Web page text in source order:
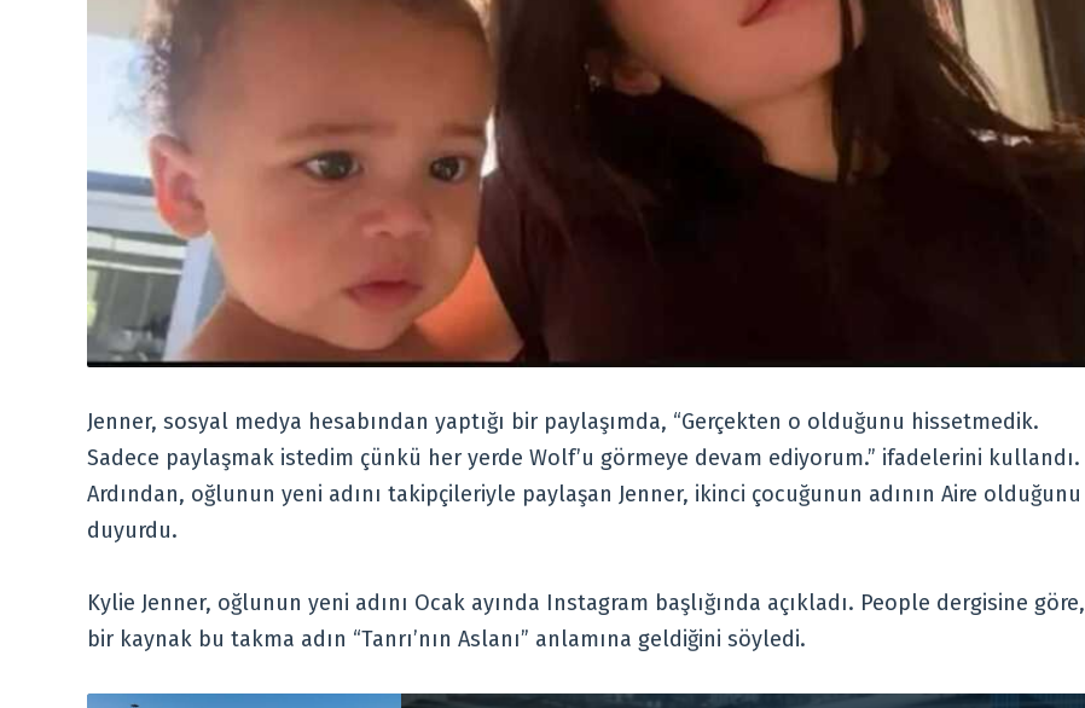
Jenner, sosyal medya hesabından yaptığı bir paylaşımda, “Gerçekten o olduğunu hissetmedik.
Sadece paylaşmak istedim çünkü her yerde Wolf’u görmeye devam ediyorum.” ifadelerini kullandı.
Ardından, oğlunun yeni adını takipçileriyle paylaşan Jenner, ikinci çocuğunun adının Aire olduğunu
duyurdu.
Kylie Jenner, oğlunun yeni adını Ocak ayında Instagram başlığında açıkladı. People dergisine göre,
bir kaynak bu takma adın “Tanrı’nın Aslanı” anlamına geldiğini söyledi.